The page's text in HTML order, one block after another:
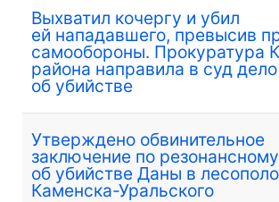
Выхватил кочергу и убил
ей нападавшего, превысив
самообороны. Прокуратура
района направила в суд дело
об убийстве
Утверждено обвинительное
заключение по
об убийстве Даны в
Каменска-Уральского